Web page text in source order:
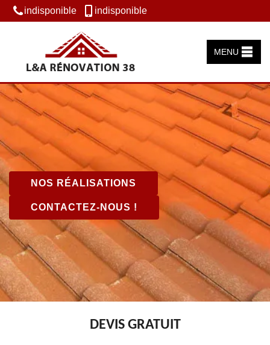
indisponible indisponible
MENU
NOS RÉALISATIONS
CONTACTEZ-NOUS !
DEVIS GRATUIT